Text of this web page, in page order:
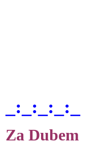
_:_:_:_:_
Za Dubem